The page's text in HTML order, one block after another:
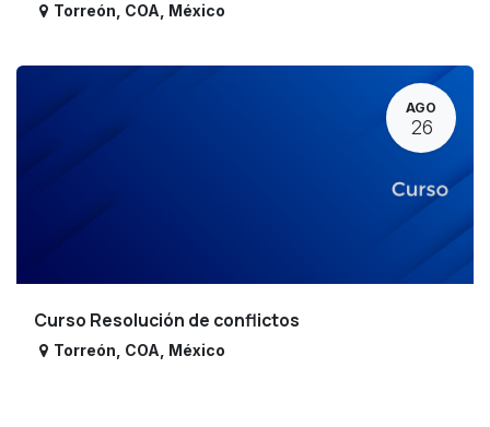
Torreón COA México
AGO
26
Curso Resolución de conflictos
Torreón COA México